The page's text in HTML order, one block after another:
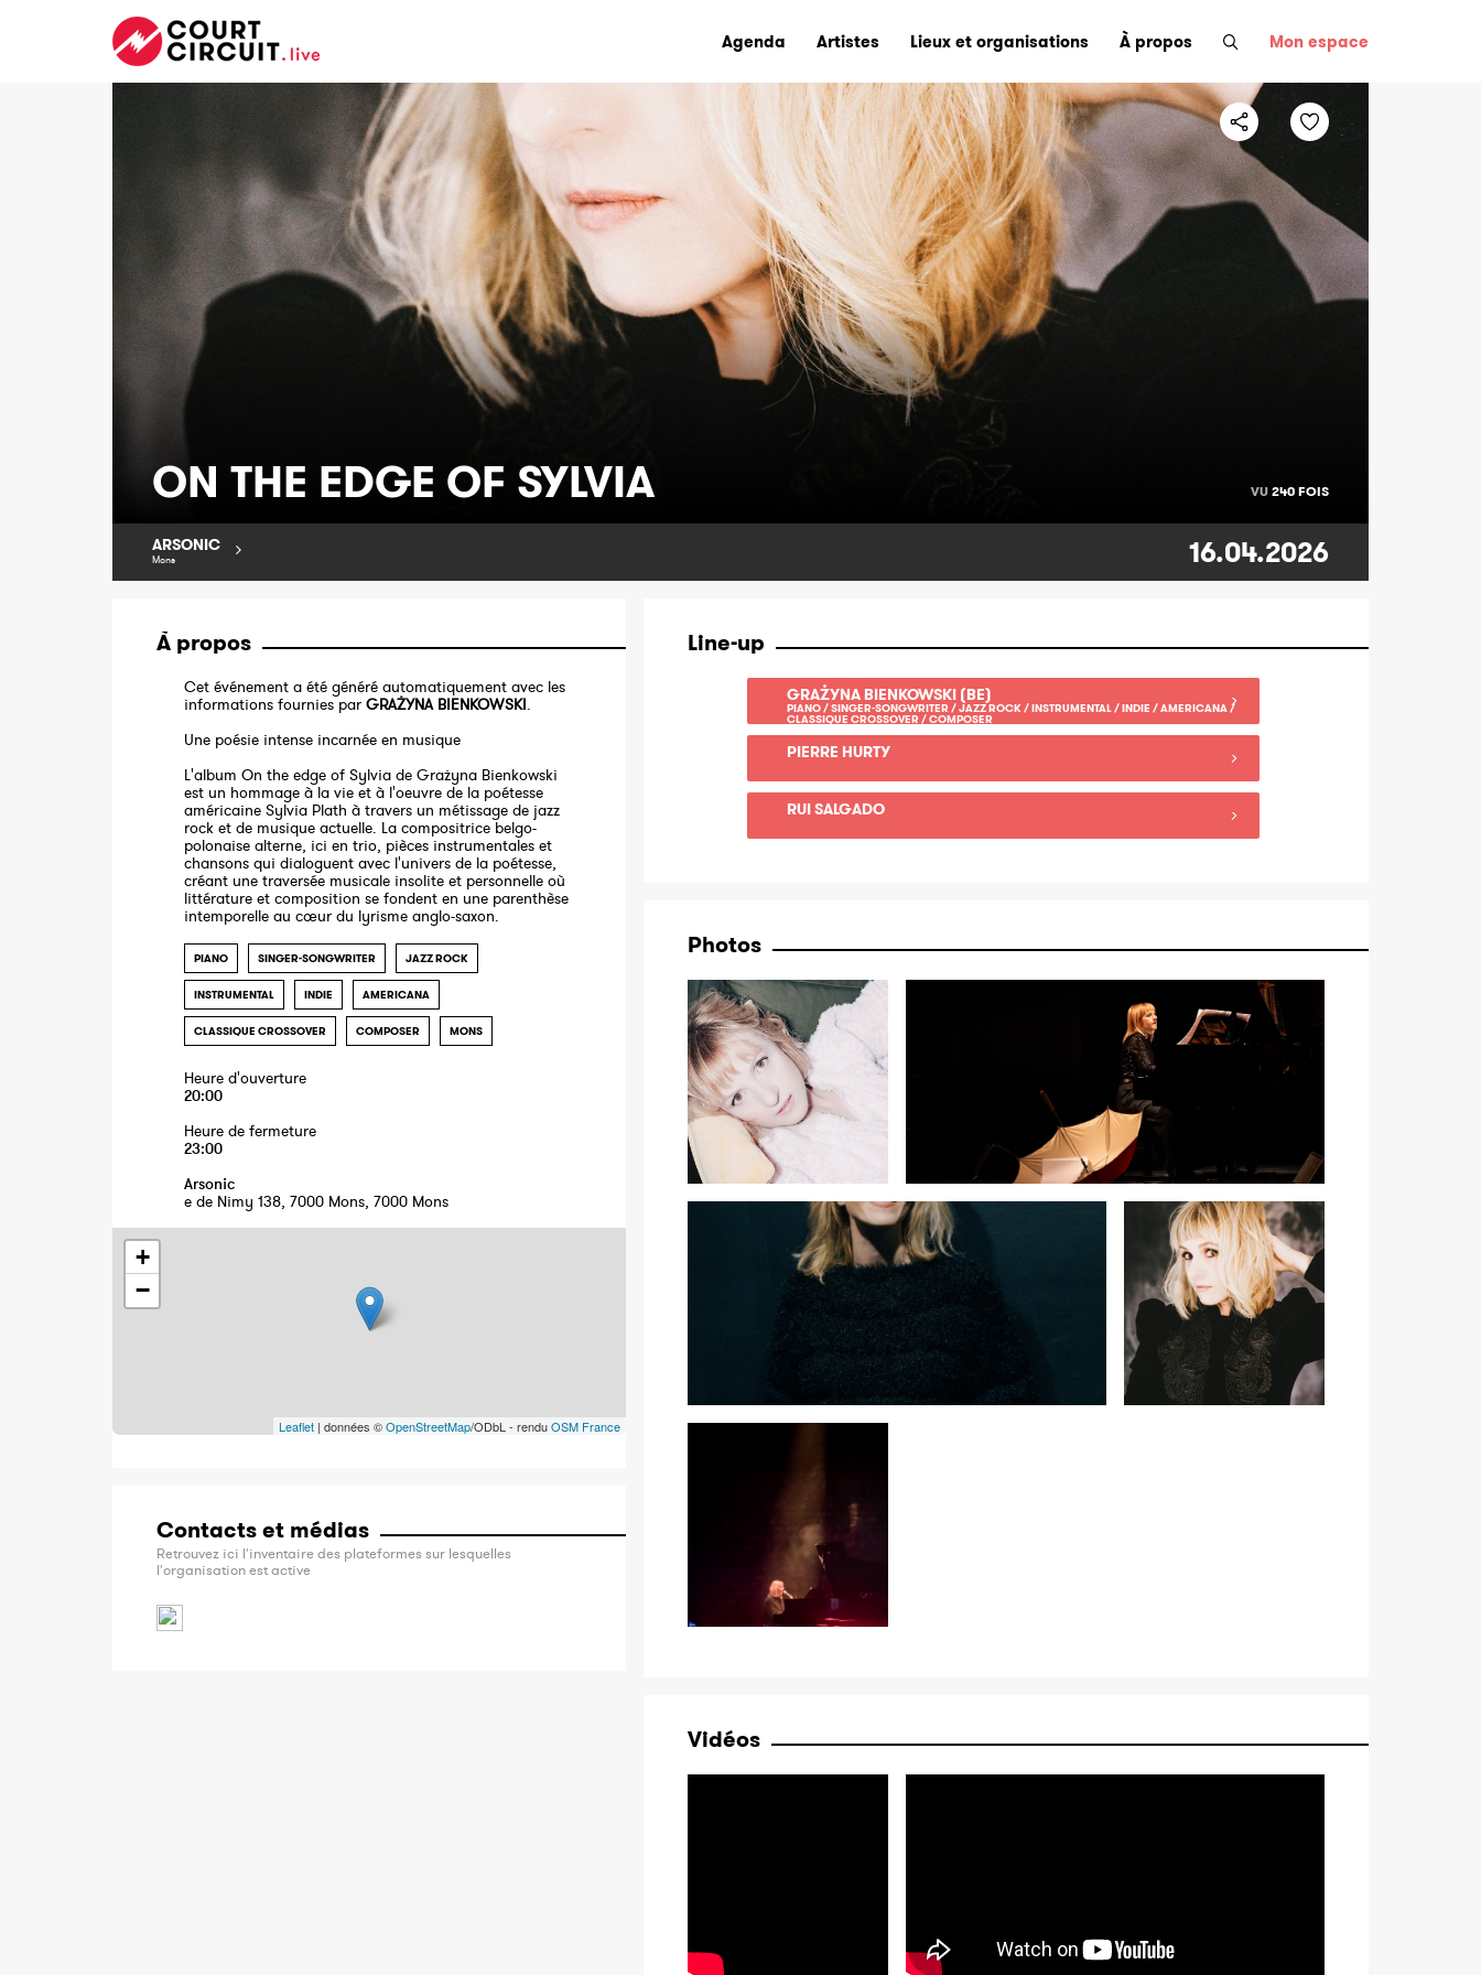
Agenda Artistes Lieux et organisations À propos Mon espace
ON THE EDGE OF SYLVIA VU 240 FOIS
ARSONIC
Mons 16.04.2026
À propos
Cet événement a été généré automatiquement avec les
informations fournies par GRAŻYNA BIENKOWSKI.
Une poésie intense incarnée en musique
L'album On the edge of Sylvia de Grażyna Bienkowski
est un hommage à la vie et à l'oeuvre de la poétesse
américaine Sylvia Plath à travers un métissage de jazz
rock et de musique actuelle. La compositrice belgo-
polonaise alterne, ici en trio, pièces instrumentales et
chansons qui dialoguent avec l'univers de la poétesse,
créant une traversée musicale insolite et personnelle où
littérature et composition se fondent en une parenthèse
intemporelle au cœur du lyrisme anglo-saxon.
PIANO SINGER-SONGWRITER JAZZ ROCK
INSTRUMENTAL INDIE AMERICANA
CLASSIQUE CROSSOVER COMPOSER MONS
Heure d'ouverture
20:00
Heure de fermeture
23:00
Arsonic
e de Nimy 138, 7000 Mons, 7000 Mons
+
−
Leaflet| données ©OpenStreetMap/ODbL - renduOSM France
Contacts et médias
Retrouvez ici l'inventaire des plateformes sur lesquelles
l'organisation est active
Line-up
GRAŻYNA BIENKOWSKI (BE)
PIANO / SINGER-SONGWRITER / JAZZ ROCK / INSTRUMENTAL / INDIE / AMERICANA /
CLASSIQUE CROSSOVER / COMPOSER
PIERRE HURTY
RUI SALGADO
Photos
Vidéos